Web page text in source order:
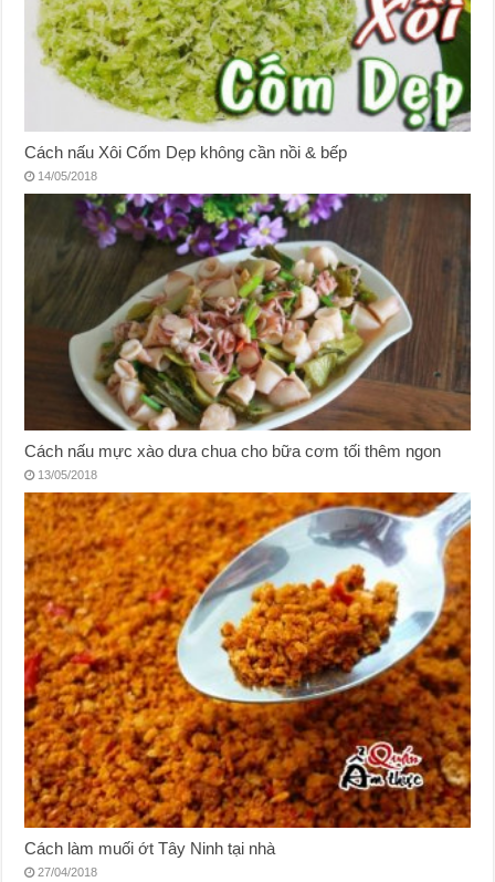
Cách nấu Xôi Cốm Dẹp không cần nồi & bếp
14/05/2018
Cách nấu mực xào dưa chua cho bữa cơm tối thêm ngon
13/05/2018
Cách làm muối ớt Tây Ninh tại nhà
27/04/2018